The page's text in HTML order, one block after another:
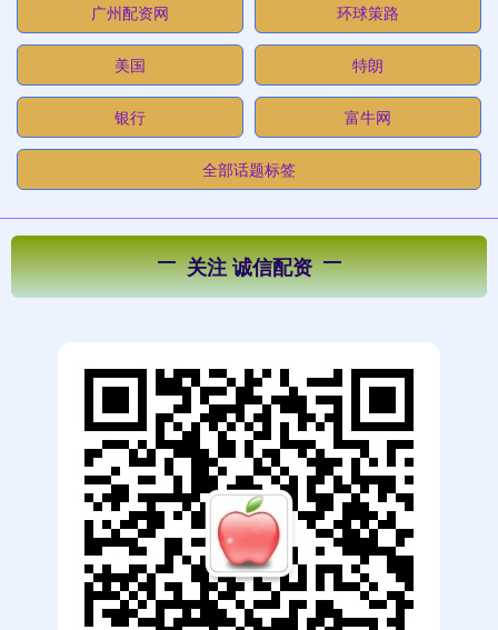
广州配资网 环球策路
美国 特朗
银行 富牛网
全部话题标签
关注 诚信配资